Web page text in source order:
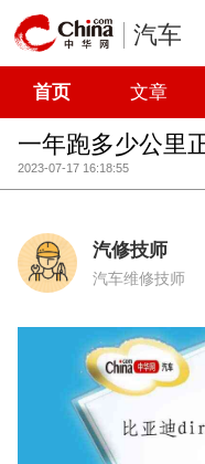
汽车
首页 文章
一年跑多少公里
2023-07-17 16:18:55
汽修技师
汽车维修技师